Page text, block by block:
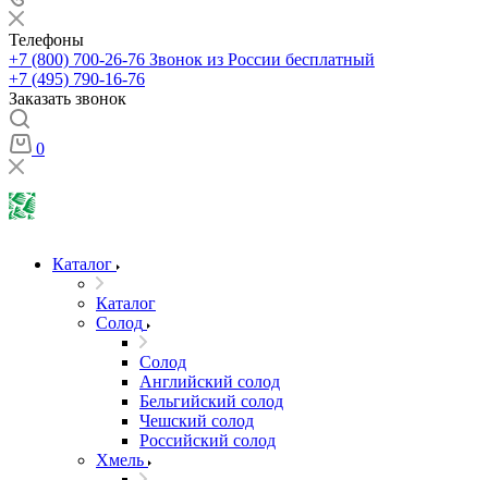
Телефоны
+7 (800) 700-26-76 Звонок из России бесплатный
+7 (495) 790-16-76
Заказать звонок
0
Каталог
Каталог
Солод
Солод
Английский солод
Бельгийский солод
Чешский солод
Российский солод
Хмель